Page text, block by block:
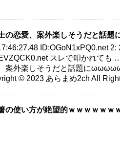
士の恋愛、案外楽しそうだと話
ID:OGoN1xPQ0.net 2:
スレで叩かれても
案外楽しそうだと話題に
© 2023 あらまめ2ch All
の使い方が絶望的ｗｗｗｗｗｗ